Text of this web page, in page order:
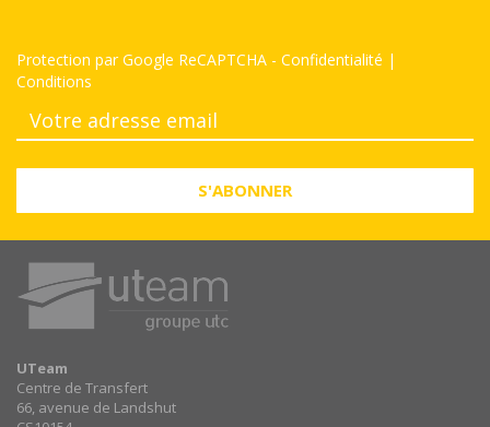
S'ABONNER
Protection par Google ReCAPTCHA - Confidentialité |
Conditions
UTeam
Centre de Transfert
66, avenue de Landshut